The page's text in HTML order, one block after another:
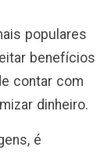
populares
benefícios
contar com
dinheiro.
é